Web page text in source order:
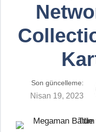
Son güncelleme:
Nisan 19, 2023